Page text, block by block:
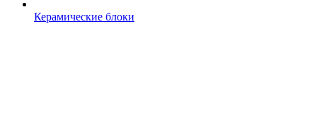
Керамические блоки